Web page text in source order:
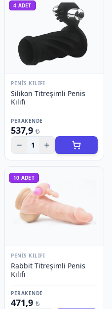
4 ADET
PENIS KILIFI
Silikon Titreşimli Penis
Kılıfı
PERAKENDE
537,9 ₺
1
10 ADET
PENIS KILIFI
Rabbit Titreşimli Penis
Kılıfı
PERAKENDE
471,9 ₺